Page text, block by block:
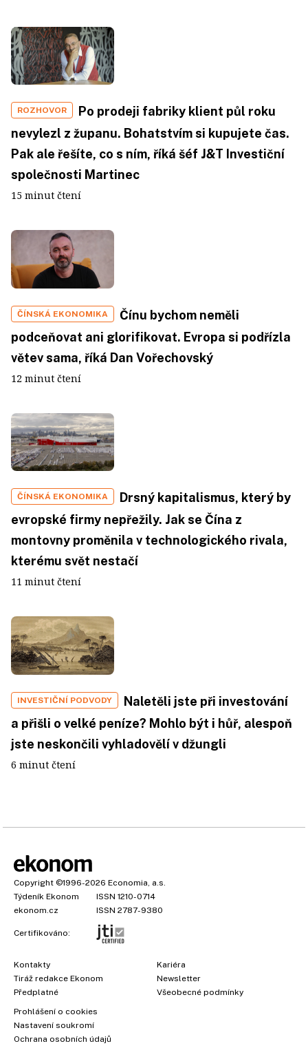
ROZHOVOR
Po prodeji fabriky klient půl roku
nevylezl z županu. Bohatstvím si kupujete čas.
Pak ale řešíte, co s ním, říká šéf J&T Investiční
společnosti Martinec
15 minut čtení
ČÍNSKÁ EKONOMIKA
Čínu bychom neměli
podceňovat ani glorifikovat. Evropa si podřízla
větev sama, říká Dan Vořechovský
12 minut čtení
ČÍNSKÁ EKONOMIKA
Drsný kapitalismus, který by
evropské firmy nepřežily. Jak se Čína z
montovny proměnila v technologického rivala,
kterému svět nestačí
11 minut čtení
INVESTIČNÍ PODVODY
Naletěli jste při investování
a přišli o velké peníze? Mohlo být i hůř, alespoň
jste neskončili vyhladovělí v džungli
6 minut čtení
Copyright ©1996-2026 Economia, a.s.
Týdeník Ekonom
ISSN 1210-0714
ekonom.cz
ISSN 2787-9380
Certifikováno:
Kontakty
Tiráž redakce Ekonom
Předplatné
Kariéra
Newsletter
Všeobecné podmínky
Prohlášení o cookies
Nastavení soukromí
Ochrana osobních údajů